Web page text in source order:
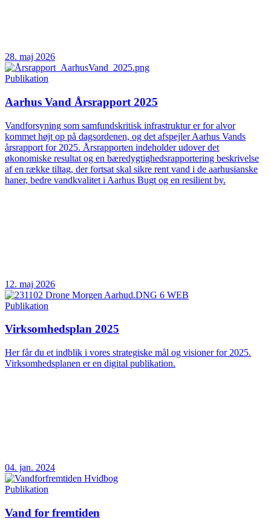
28. maj 2026
Publikation
Aarhus Vand Årsrapport 2025
Vandforsyning som samfundskritisk infrastruktur er for alvor
kommet højt op på dagsordenen, og det afspejler Aarhus Vands
årsrapport for 2025. Årsrapporten indeholder udover det
økonomiske resultat og en bæredygtighedsrapportering beskrivelse
af en række tiltag, der fortsat skal sikre rent vand i de aarhusianske
haner, bedre vandkvalitet i Aarhus Bugt og en resilient by.
12. maj 2026
Publikation
Virksomhedsplan 2025
Her får du et indblik i vores strategiske mål og visioner for 2025.
Virksomhedsplanen er en digital publikation.
04. jan. 2024
Publikation
Vand for fremtiden